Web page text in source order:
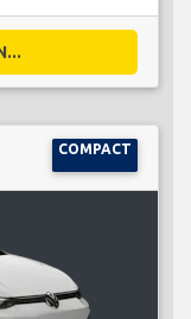
COMPACT